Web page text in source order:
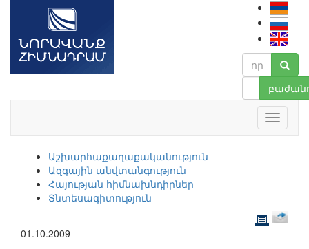
Աշխարհաքաղաքականություն
Ազգային անվտանգություն
Հայության հիմնախնդիրներ
Տնտեսագիտություն
01.10.2009